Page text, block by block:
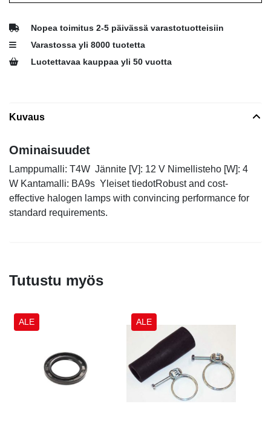
Nopea toimitus 2-5 päivässä varastotuotteisiin
Varastossa yli 8000 tuotetta
Luotettavaa kauppaa yli 50 vuotta
Kuvaus
Ominaisuudet
Lamppumalli: T4W Jännite [V]: 12 V Nimellisteho [W]: 4
W Kantamalli: BA9s Yleiset tiedotRobust and cost-
effective halogen lamps with convincing performance for
standard requirements.
Tutustu myös
ALE ALE